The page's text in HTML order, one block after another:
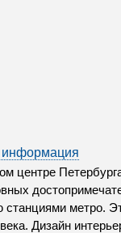
центре
метро.
Дизайн